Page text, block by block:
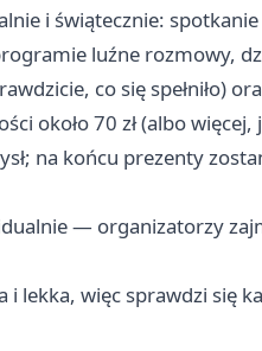
i świątecznie:
luźne rozmowy,
co się spełniło)
około 70 zł (albo
na końcu prezenty
— organizatorzy
lekka, więc sprawdzi się